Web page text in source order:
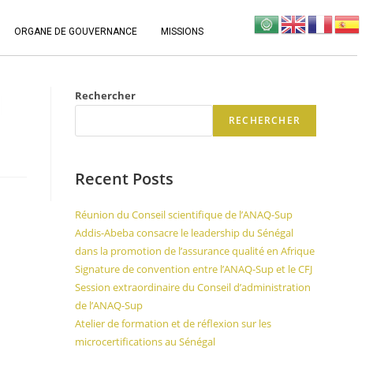
ORGANE DE GOUVERNANCE MISSIONS
Rechercher
RECHERCHER
Recent Posts
Réunion du Conseil scientifique de l’ANAQ-Sup
Addis-Abeba consacre le leadership du Sénégal
dans la promotion de l’assurance qualité en Afrique
Signature de convention entre l’ANAQ-Sup et le CFJ
Session extraordinaire du Conseil d’administration
de l’ANAQ-Sup
Atelier de formation et de réflexion sur les
microcertifications au Sénégal